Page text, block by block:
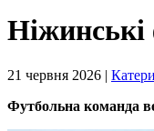
Ніжинські
21 червня 2026 |
Футбольна команда